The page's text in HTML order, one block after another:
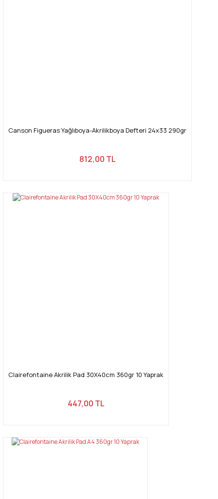
Canson Figueras Yağlıboya-Akrilikboya Defteri 24x33 290gr
812,00 TL
Clairefontaine Akrilik Pad 30X40cm 360gr 10 Yaprak
447,00 TL